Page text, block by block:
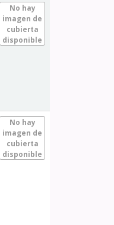
No hay
imagen de
cubierta
disponible
No hay
imagen de
cubierta
disponible